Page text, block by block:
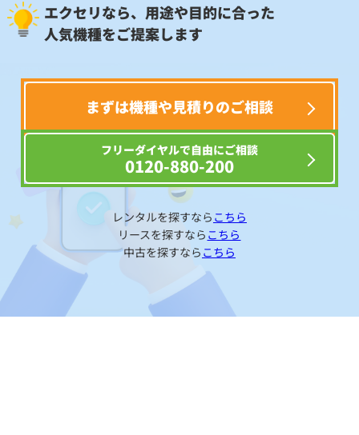
エクセリなら、用途や目的に合った
人気機種をご提案します
まずは機種や見積りのご相談
フリーダイヤルで自由にご相談
0120-880-200
レンタルを探すなら こちら
リースを探すなら こちら
中古を探すなら こちら